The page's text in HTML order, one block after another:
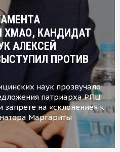
ХМАО, КАНДИДАТ
АЛЕКСЕЙ
ПРОТИВ
наук прозвучало
патриарха РПЦ
на «склонение» к
Маргариты